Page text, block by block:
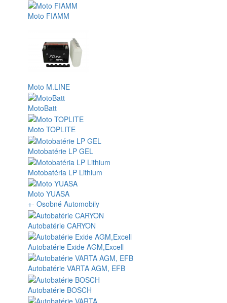
Moto FIAMM
Moto M.LINE
MotoBatt
Moto TOPLITE
Motobatérie LP GEL
Motobatéria LP Lithium
Moto YUASA
+- Osobné Automobily
Autobatérie CARYON
Autobatérie Exide AGM,Excell
Autobatérie VARTA AGM, EFB
Autobatérie BOSCH